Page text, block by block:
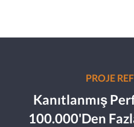
PROJE
Kanıtlanmış
100.000'den